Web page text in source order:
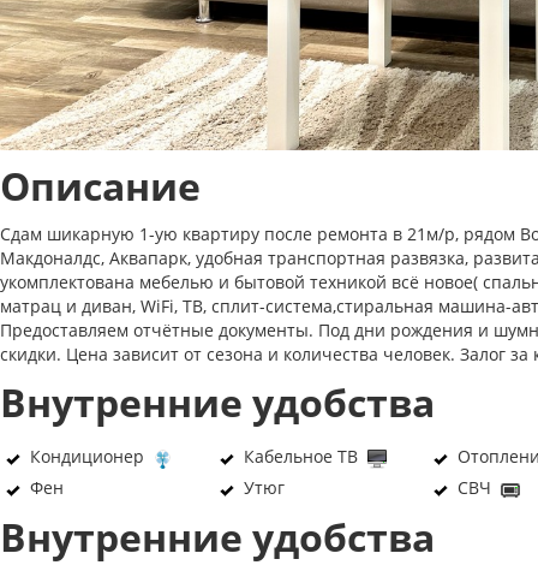
Описание
Сдам шикарную 1-ую квартиру после ремонта в 21м/р, рядом
Макдоналдс, Аквапарк, удобная транспортная развязка,
укомплектована мебелью и бытовой техникой всё новое(
матрац и диван, WiFi, ТВ, сплит-система,стиральная машина-
Предоставляем отчётные документы. Под дни рождения и
скидки. Цена зависит от сезона и количества человек. Залог за
Внутренние удобства
Кондиционер Кабельное ТВ
Фен
Утюг СВЧ
Внутренние удобства